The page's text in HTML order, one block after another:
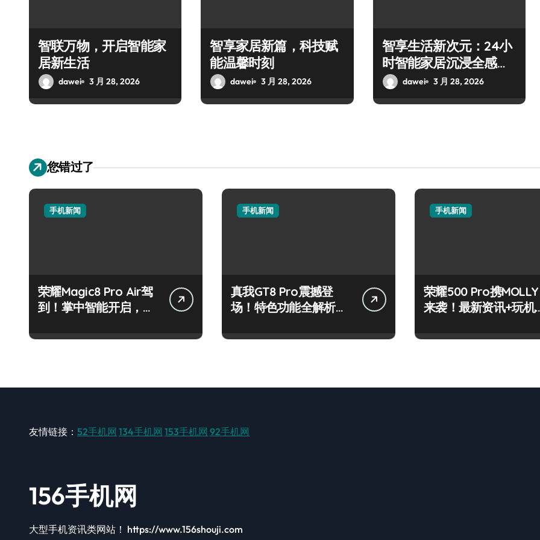
智联万物，开启智能家
居新生活
dawei 3 月 28, 2026
智享家居新篇，科技赋
能温馨时刻
dawei 3 月 28, 2026
智享生活新次元：24小
时智能家居沉浸全感体
验
dawei 3 月 28, 2026
您错过了
手机新闻
荣耀Magic8 Pro Air驾
到！掌中智能开启，资
手机新闻
真我GT8 Pro震撼登
场！特色功能全解析，
手机新闻
荣耀500 Pro携MOLLY
来袭！最新资讯+玩机
友情链接： 52手机网 134手机网 153手机网 92手机网
156手机网
大型手机资讯类网站！ https://www.156shouji.com